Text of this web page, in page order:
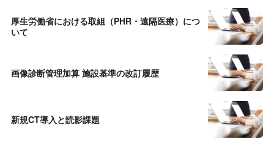
厚⽣労働省における取組（PHR・遠隔医療）につ
いて
画像診断管理加算 施設基準の改訂履歴
新規CT導入と読影課題